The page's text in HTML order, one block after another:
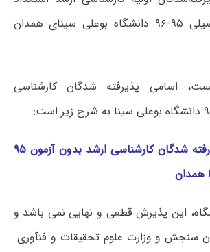
درخشان سال تحصیلی ۹۵-۹۶ دانشگاه بوعلی سینای همدان
اسامی پذیرفته شدگان کارشناسی
دریافت اسامی پذیرفته شدگان کارشناسی ارشد بدون آزمون ۹۵
همدان
این پذیرش قطعی و نهایی نمی باشد و
سنجش و وزارت علوم تحقیقات و فنآوری